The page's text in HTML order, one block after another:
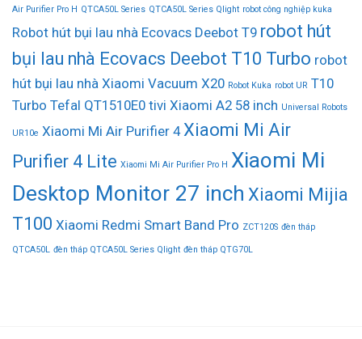
Air Purifier Pro H QTCA50L Series QTCA50L Series Qlight robot công nghiệp kuka
Robot hút bụi lau nhà Ecovacs Deebot T9 robot hút
bụi lau nhà Ecovacs Deebot T10 Turbo robot
hút bụi lau nhà Xiaomi Vacuum X20 Robot Kuka robot UR T10
Turbo Tefal QT1510E0 tivi Xiaomi A2 58 inch Universal Robots
UR10e Xiaomi Mi Air Purifier 4 Xiaomi Mi Air
Purifier 4 Lite Xiaomi Mi Air Purifier Pro H Xiaomi Mi
Desktop Monitor 27 inch Xiaomi Mijia
T100 Xiaomi Redmi Smart Band Pro ZCT120S đèn tháp
QTCA50L đèn tháp QTCA50L Series Qlight đèn tháp QTG70L